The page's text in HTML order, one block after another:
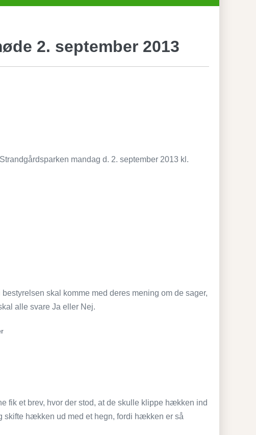
2. september 2013
mandag d. 2. september 2013 kl.
skal komme med deres mening om de sager,
alle svare Ja eller Nej.
fik et brev, hvor der stod, at de skulle klippe hækken ind
skifte hækken ud med et hegn, fordi hækken er så